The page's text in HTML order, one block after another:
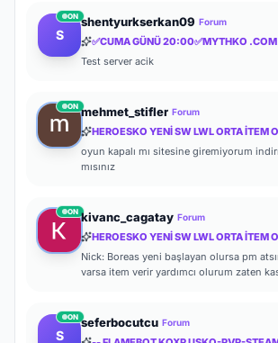
S
ON shentyurkserkan09 Forum
Test server acik
ON mehmet_stifler Forum
oyun kapalı mı sitesine giremiyorum
mısınız
ON kivanc_cagatay Forum
Nick: Boreas yeni başlayan olursa pm
varsa item verir yardımcı olurum zaten
S
ON seferbocutcu Forum